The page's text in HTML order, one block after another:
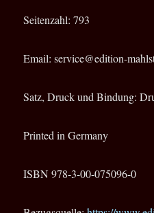
Seitenzahl: 793
Email: service@edition-
Satz, Druck und Bindung:
Printed in Germany
ISBN 978-3-00-075096-0